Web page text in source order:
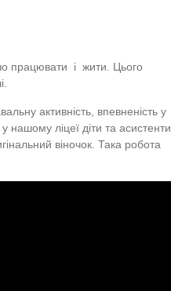
працювати і жити. Цього
активність, впевненість у
нашому ліцеї діти та асистенти
віночок. Така робота